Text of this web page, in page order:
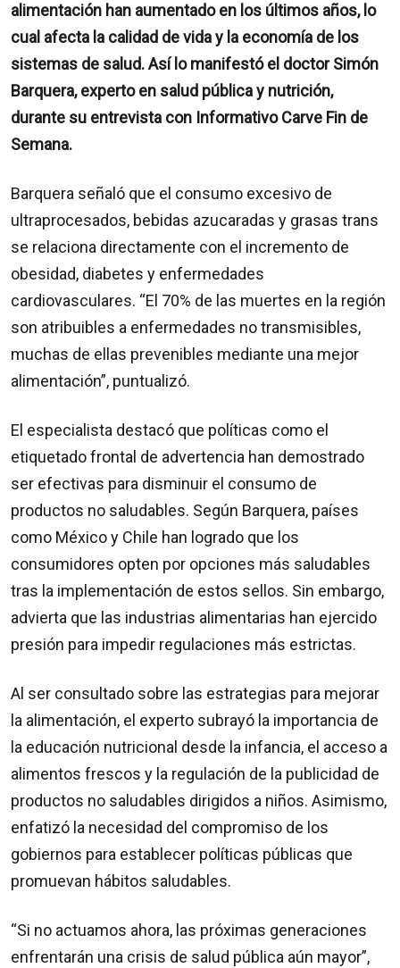
alimentación han aumentado en los últimos años, lo
cual afecta la calidad de vida y la economía de los
sistemas de salud. Así lo manifestó el doctor Simón
Barquera, experto en salud pública y nutrición,
durante su entrevista con Informativo Carve Fin de
Semana.
Barquera señaló que el consumo excesivo de
ultraprocesados, bebidas azucaradas y grasas trans
se relaciona directamente con el incremento de
obesidad, diabetes y enfermedades
cardiovasculares. “El 70% de las muertes en la región
son atribuibles a enfermedades no transmisibles,
muchas de ellas prevenibles mediante una mejor
alimentación”, puntualizó.
El especialista destacó que políticas como el
etiquetado frontal de advertencia han demostrado
ser efectivas para disminuir el consumo de
productos no saludables. Según Barquera, países
como México y Chile han logrado que los
consumidores opten por opciones más saludables
tras la implementación de estos sellos. Sin embargo,
advierta que las industrias alimentarias han ejercido
presión para impedir regulaciones más estrictas.
Al ser consultado sobre las estrategias para mejorar
la alimentación, el experto subrayó la importancia de
la educación nutricional desde la infancia, el acceso a
alimentos frescos y la regulación de la publicidad de
productos no saludables dirigidos a niños. Asimismo,
enfatizó la necesidad del compromiso de los
gobiernos para establecer políticas públicas que
promuevan hábitos saludables.
“Si no actuamos ahora, las próximas generaciones
enfrentarán una crisis de salud pública aún mayor”,